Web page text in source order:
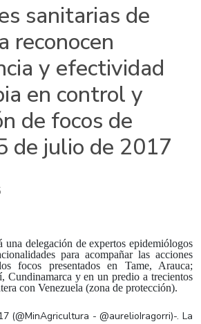
sanitarias de
reconocen
y efectividad
en control y
de focos de
de julio de 2017
una delegación de expertos epidemiólogos
para acompañar las acciones
focos presentados en Tame, Arauca;
Cundinamarca y en un predio a trecientos
con Venezuela (zona de protección).
(@MinAgricultura - @aurelioIragorri)-. La